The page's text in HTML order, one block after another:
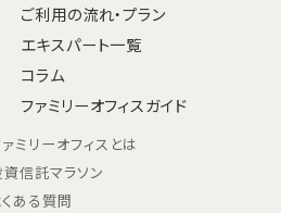
ご利用の流れ・プラン
エキスパート一覧
コラム
ファミリーオフィスガイド
ァミリーオフィスとは
資信託マラソン
くある質問